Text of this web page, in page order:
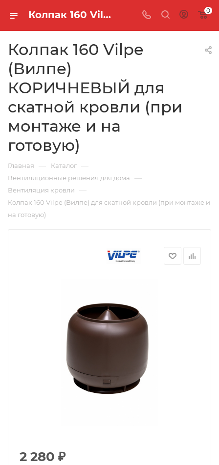
Колпак 160 Vilpe (Вилпе) КОРИЧНЕВЫЙ для скатной кровли (при монтаже и на готовую) 0
Колпак 160 Vilpe
(Вилпе)
КОРИЧНЕВЫЙ для
скатной кровли (при
монтаже и на
готовую)
Главная — Каталог —
Вентиляционные решения для дома —
Вентиляция кровли —
Колпак 160 Vilpe (Вилпе) для скатной кровли (при монтаже и
на готовую)
2 280 ₽